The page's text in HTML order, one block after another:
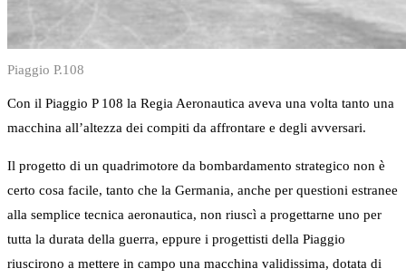
Piaggio P.108
Con il Piaggio P 108 la Regia Aeronautica aveva una volta tanto una
macchina all’altezza dei compiti da affrontare e degli avversari.
Il progetto di un quadrimotore da bombardamento strategico non è
certo cosa facile, tanto che la Germania, anche per questioni estranee
alla semplice tecnica aeronautica, non riuscì a progettarne uno per
tutta la durata della guerra, eppure i progettisti della Piaggio
riuscirono a mettere in campo una macchina validissima, dotata di